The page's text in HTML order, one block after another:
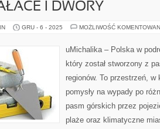
I DWORY
GRU - 6 - 2025 MOŻLIWOŚĆ
uMichalika – Polska w
który został stworzony z
regionów. To przestrzeń,
pomysły na wypady po
pasm górskich przez
plaże oraz klimatyczne